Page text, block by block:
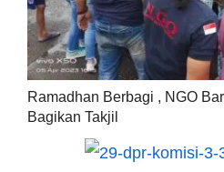
Ramadhan Berbagi , NGO
Bagikan Takjil